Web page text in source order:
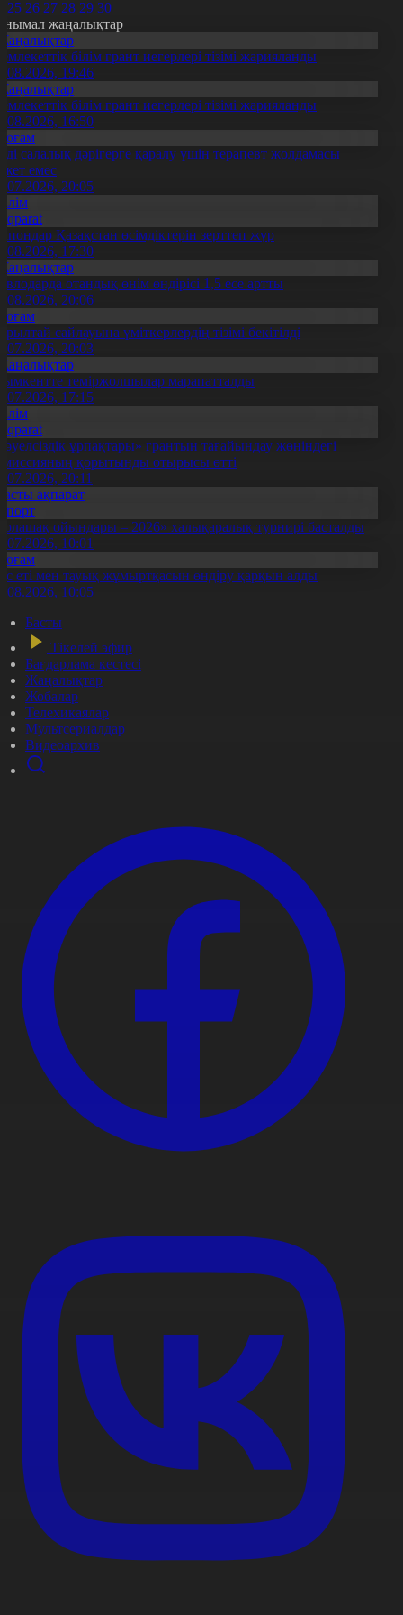
25 26 27 28 29 30
жаңалықтар
білім грант иегерлері тізімі жарияланды
19:46
білім грант иегерлері тізімі жарияланды
16:50
салалық дәрігерге қаралу үшін терапевт жолдамасы
емес
20:05
Қазақстан өсімдіктерін зерттеп жүр
17:30
отандық өнім өндірісі 1,5 есе артты
20:06
сайлауына үміткерлердің тізімі бекітілді
20:03
теміржолшылар марапатталды
17:15
ұрпақтары» грантын тағайындау жөніндегі
қорытынды отырысы өтті
20:11
ақпарат
ойындары – 2026» халықаралық турнирі басталды
10:01
еті мен тауық жұмыртқасын өндіру қарқын алды
10:05
Басты
Тікелей эфир
Бағдарлама кестесі
Жаңалықтар
Жобалар
Телехикаялар
Мультсериалдар
Видеоархив